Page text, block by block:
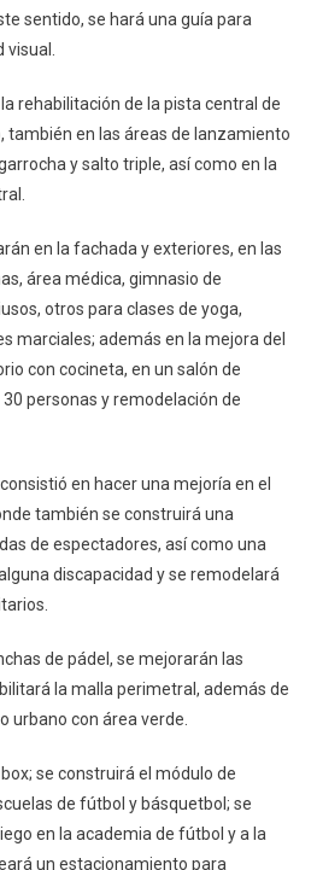
sentido, se hará una guía para
rehabilitación de la pista central de
en las áreas de lanzamiento
y salto triple, así como en la
en la fachada y exteriores, en las
área médica, gimnasio de
otros para clases de yoga,
marciales; además en la mejora del
con cocineta, en un salón de
personas y remodelación de
en hacer una mejoría en el
también se construirá una
de espectadores, así como una
discapacidad y se remodelará
de pádel, se mejorarán las
la malla perimetral, además de
urbano con área verde.
se construirá el módulo de
de fútbol y básquetbol; se
en la academia de fútbol y a la
un estacionamiento para